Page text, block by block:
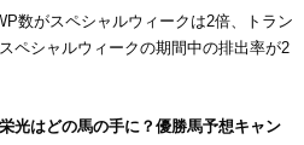
数がスペシャルウィークは2倍、トラン
ペシャルウィークの期間中の排出率が2
光はどの馬の手に？優勝馬予想キャン